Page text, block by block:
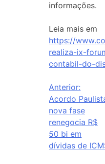
informações.
Leia mais em
https://
realiza-ix-
contabil-do-
Anterior:
Acordo
nova fase
renegocia R$
50 bi em
dívidas de